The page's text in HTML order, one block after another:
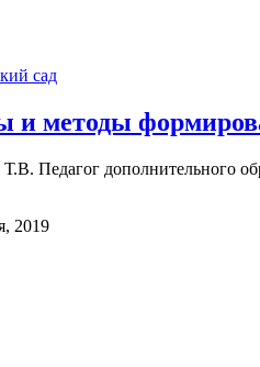
сад
методы
Педагог дополнительного
2019